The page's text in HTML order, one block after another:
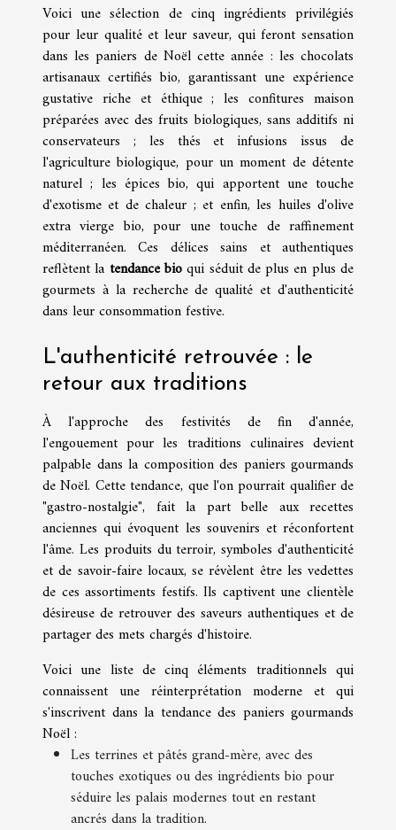
Voici une sélection de cinq ingrédients privilégiés
pour leur qualité et leur saveur, qui feront sensation
dans les paniers de Noël cette année : les chocolats
artisanaux certifiés bio, garantissant une expérience
gustative riche et éthique ; les confitures maison
préparées avec des fruits biologiques, sans additifs ni
conservateurs ; les thés et infusions issus de
l'agriculture biologique, pour un moment de détente
naturel ; les épices bio, qui apportent une touche
d'exotisme et de chaleur ; et enfin, les huiles d'olive
extra vierge bio, pour une touche de raffinement
méditerranéen. Ces délices sains et authentiques
reflètent la tendance bioqui séduit de plus en plus de
gourmets à la recherche de qualité et d'authenticité
dans leur consommation festive.
L'authenticité retrouvée : le
retour aux traditions
À l'approche des festivités de fin d'année,
l'engouement pour les traditions culinaires devient
palpable dans la composition des paniers gourmands
de Noël. Cette tendance, que l'on pourrait qualifier de
"gastro-nostalgie", fait la part belle aux recettes
anciennes qui évoquent les souvenirs et réconfortent
l'âme. Les produits du terroir, symboles d'authenticité
et de savoir-faire locaux, se révèlent être les vedettes
de ces assortiments festifs. Ils captivent une clientèle
désireuse de retrouver des saveurs authentiques et de
partager des mets chargés d'histoire.
Voici une liste de cinq éléments traditionnels qui
connaissent une réinterprétation moderne et qui
s'inscrivent dans la tendance des paniers gourmands
Noël :
Les terrines et pâtés grand-mère, avec des
touches exotiques ou des ingrédients bio pour
séduire les palais modernes tout en restant
ancrés dans la tradition.